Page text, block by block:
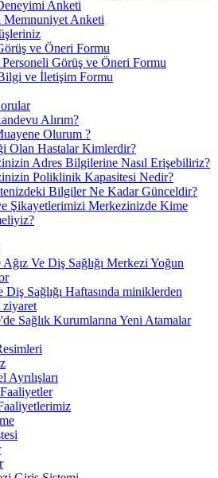
Anketi
Memnuniyet Anketi
ve Öneri Formu
Görüş ve Öneri Formu
ve İletişim Formu
Alırım?
Olurum ?
Olan Hastalar Kimlerdir?
Adres Bilgilerine Nasıl Erişebiliriz?
Poliklinik Kapasitesi Nedir?
Bilgiler Ne Kadar Günceldir?
Şikayetlerimizi Merkezinizde Kime
Ve Diş Sağlığı Merkezi Yoğun
Diş Sağlığı Haftasında miniklerden
ziyaret
Sağlık Kurumlarına Yeni Atamalar
Ayrılışları